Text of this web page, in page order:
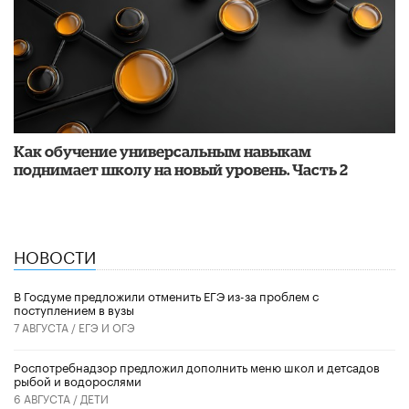
​Как обучение универсальным навыкам
поднимает школу на новый уровень. Часть 2
НОВОСТИ
В Госдуме предложили отменить ЕГЭ из-за проблем с
поступлением в вузы
7 АВГУСТА / ЕГЭ И ОГЭ
Роспотребнадзор предложил дополнить меню школ и детсадов
рыбой и водорослями
6 АВГУСТА / ДЕТИ